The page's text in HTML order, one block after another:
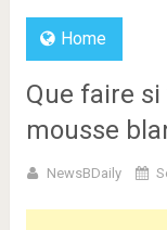
Home
Que faire
mousse
NewsBDaily